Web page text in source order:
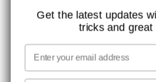
GLOBAL RÆKKEVIDDE
MISSION, VISION OG VÆRDIER
KONTAKT
MEDIA
Get the latest updates
tricks and great
Email